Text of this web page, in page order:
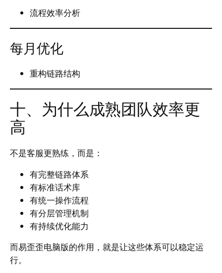
流程效率分析
每月优化
重构链路结构
十、为什么成熟团队效率更
高
不是客服更熟练，而是：
有完整链路体系
有标准话术库
有统一操作流程
有分层管理机制
有持续优化能力
而易歪歪电脑版的作用，就是让这些体系可以稳定运
行。